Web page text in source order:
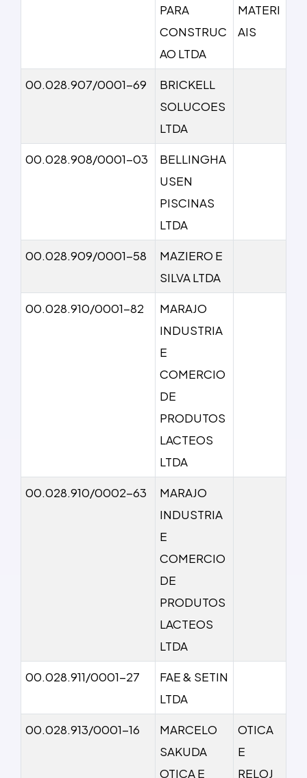
PARA
CONSTRUC
AO LTDA
MATERI
AIS
00.028.907/0001-69
BRICKELL
SOLUCOES
LTDA
00.028.908/0001-03
BELLINGHA
USEN
PISCINAS
LTDA
00.028.909/0001-58
MAZIERO E
SILVA LTDA
00.028.910/0001-82
MARAJO
INDUSTRIA
E
COMERCIO
DE
PRODUTOS
LACTEOS
LTDA
00.028.910/0002-63
MARAJO
INDUSTRIA
E
COMERCIO
DE
PRODUTOS
LACTEOS
LTDA
00.028.911/0001-27
FAE & SETIN
LTDA
00.028.913/0001-16
MARCELO
SAKUDA
OTICA E
OTICA
E
RELOJ